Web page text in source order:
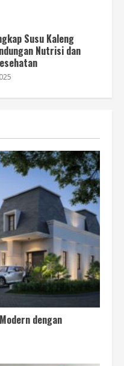
Susu Kaleng
Nutrisi dan
dengan